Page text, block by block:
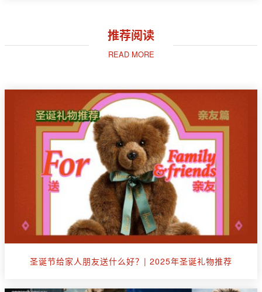
推荐阅读
READ MORE
圣诞节给家人朋友送什么好？| 2025年圣诞礼物推荐